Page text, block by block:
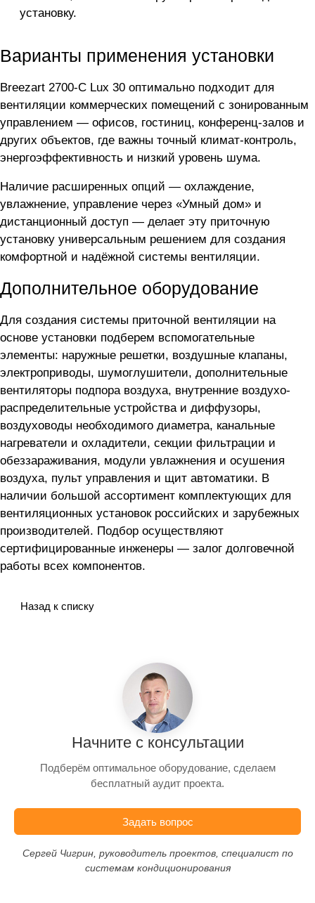
установку.
Варианты применения установки
Breezart 2700-C Lux 30 оптимально подходит для
вентиляции коммерческих помещений с зонированным
управлением — офисов, гостиниц, конференц-залов и
других объектов, где важны точный климат-контроль,
энергоэффективность и низкий уровень шума.
Наличие расширенных опций — охлаждение,
увлажнение, управление через «Умный дом» и
дистанционный доступ — делает эту приточную
установку универсальным решением для создания
комфортной и надёжной системы вентиляции.
Дополнительное оборудование
Для создания системы приточной вентиляции на
основе установки подберем вспомогательные
элементы: наружные решетки, воздушные клапаны,
электроприводы, шумоглушители, дополнительные
вентиляторы подпора воздуха, внутренние воздухо-
распределительные устройства и диффузоры,
воздуховоды необходимого диаметра, канальные
нагреватели и охладители, секции фильтрации и
обеззараживания, модули увлажнения и осушения
воздуха, пульт управления и щит автоматики. В
наличии большой ассортимент комплектующих для
вентиляционных установок российских и зарубежных
производителей. Подбор осуществляют
сертифицированные инженеры — залог долговечной
работы всех компонентов.
Назад к списку
Начните с консультации
Подберём оптимальное оборудование, сделаем
бесплатный аудит проекта.
Задать вопрос
Сергей Чигрин, руководитель проектов, специалист по
системам кондиционирования